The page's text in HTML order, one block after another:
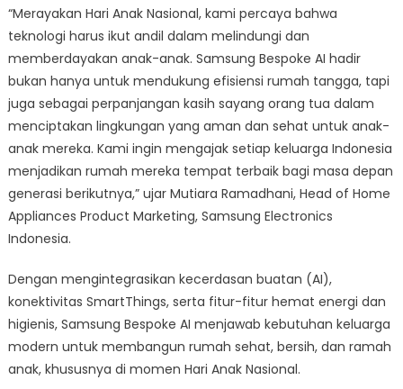
“Merayakan Hari Anak Nasional, kami percaya bahwa
teknologi harus ikut andil dalam melindungi dan
memberdayakan anak-anak. Samsung Bespoke AI hadir
bukan hanya untuk mendukung efisiensi rumah tangga, tapi
juga sebagai perpanjangan kasih sayang orang tua dalam
menciptakan lingkungan yang aman dan sehat untuk anak-
anak mereka. Kami ingin mengajak setiap keluarga Indonesia
menjadikan rumah mereka tempat terbaik bagi masa depan
generasi berikutnya,” ujar Mutiara Ramadhani, Head of Home
Appliances Product Marketing, Samsung Electronics
Indonesia.
Dengan mengintegrasikan kecerdasan buatan (AI),
konektivitas SmartThings, serta fitur-fitur hemat energi dan
higienis, Samsung Bespoke AI menjawab kebutuhan keluarga
modern untuk membangun rumah sehat, bersih, dan ramah
anak, khususnya di momen Hari Anak Nasional.